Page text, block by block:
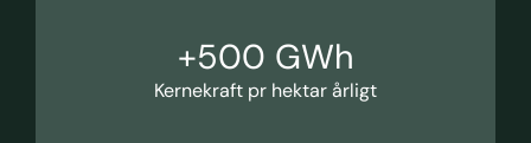
+500 GWh
Kernekraft pr hektar årligt